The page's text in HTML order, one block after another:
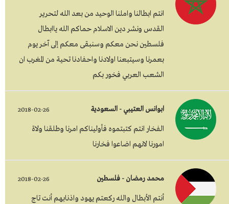
انتم ابطالنا واملنا الوحيد من بعد الله لتحرير
القدس ونشر دين الاسلام حماكم الله ياابطال
فلسطين نحن معكم وسنبقى معكم إلى آخر يوم
بعمرنا وسيتبعنا اولادنا واحفادنا تحية من المغرب ان
الشعب العربي فخور بكم
ابوانس العتيبي - السعودية 2018-02-26
الفخار انتم كتبتموه فأوليناكم امرنا وطلقنا ولاة
امورنا لانهم اضاعوا فخارنا
محمد رمضان - فلسطين 2018-02-26
أنتم الأبطال والله ركعتم يهود واذنابهم أنت تاج